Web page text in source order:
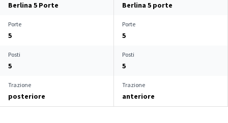
Berlina 5 Porte Berlina 5 porte
Porte
5
Porte
5
Posti
5
Posti
5
Trazione
posteriore
Trazione
anteriore